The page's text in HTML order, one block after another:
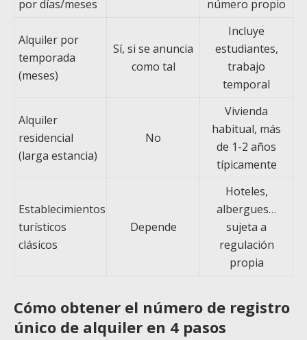
por días/meses número propio
Alquiler por
temporada
(meses)
Sí, si se anuncia
como tal
Incluye
estudiantes,
trabajo
temporal
Alquiler
residencial
(larga estancia)
No
Vivienda
habitual, más
de 1-2 años
típicamente
Establecimientos
turísticos
clásicos
Depende
Hoteles,
albergues…
sujeta a
regulación
propia
Cómo obtener el número de registro
único de alquiler en 4 pasos